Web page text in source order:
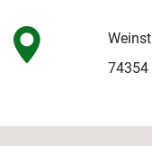
74354